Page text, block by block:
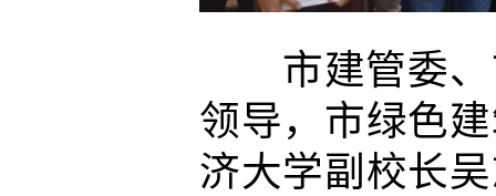
市建管委、
领导，市绿色
济大学副校长